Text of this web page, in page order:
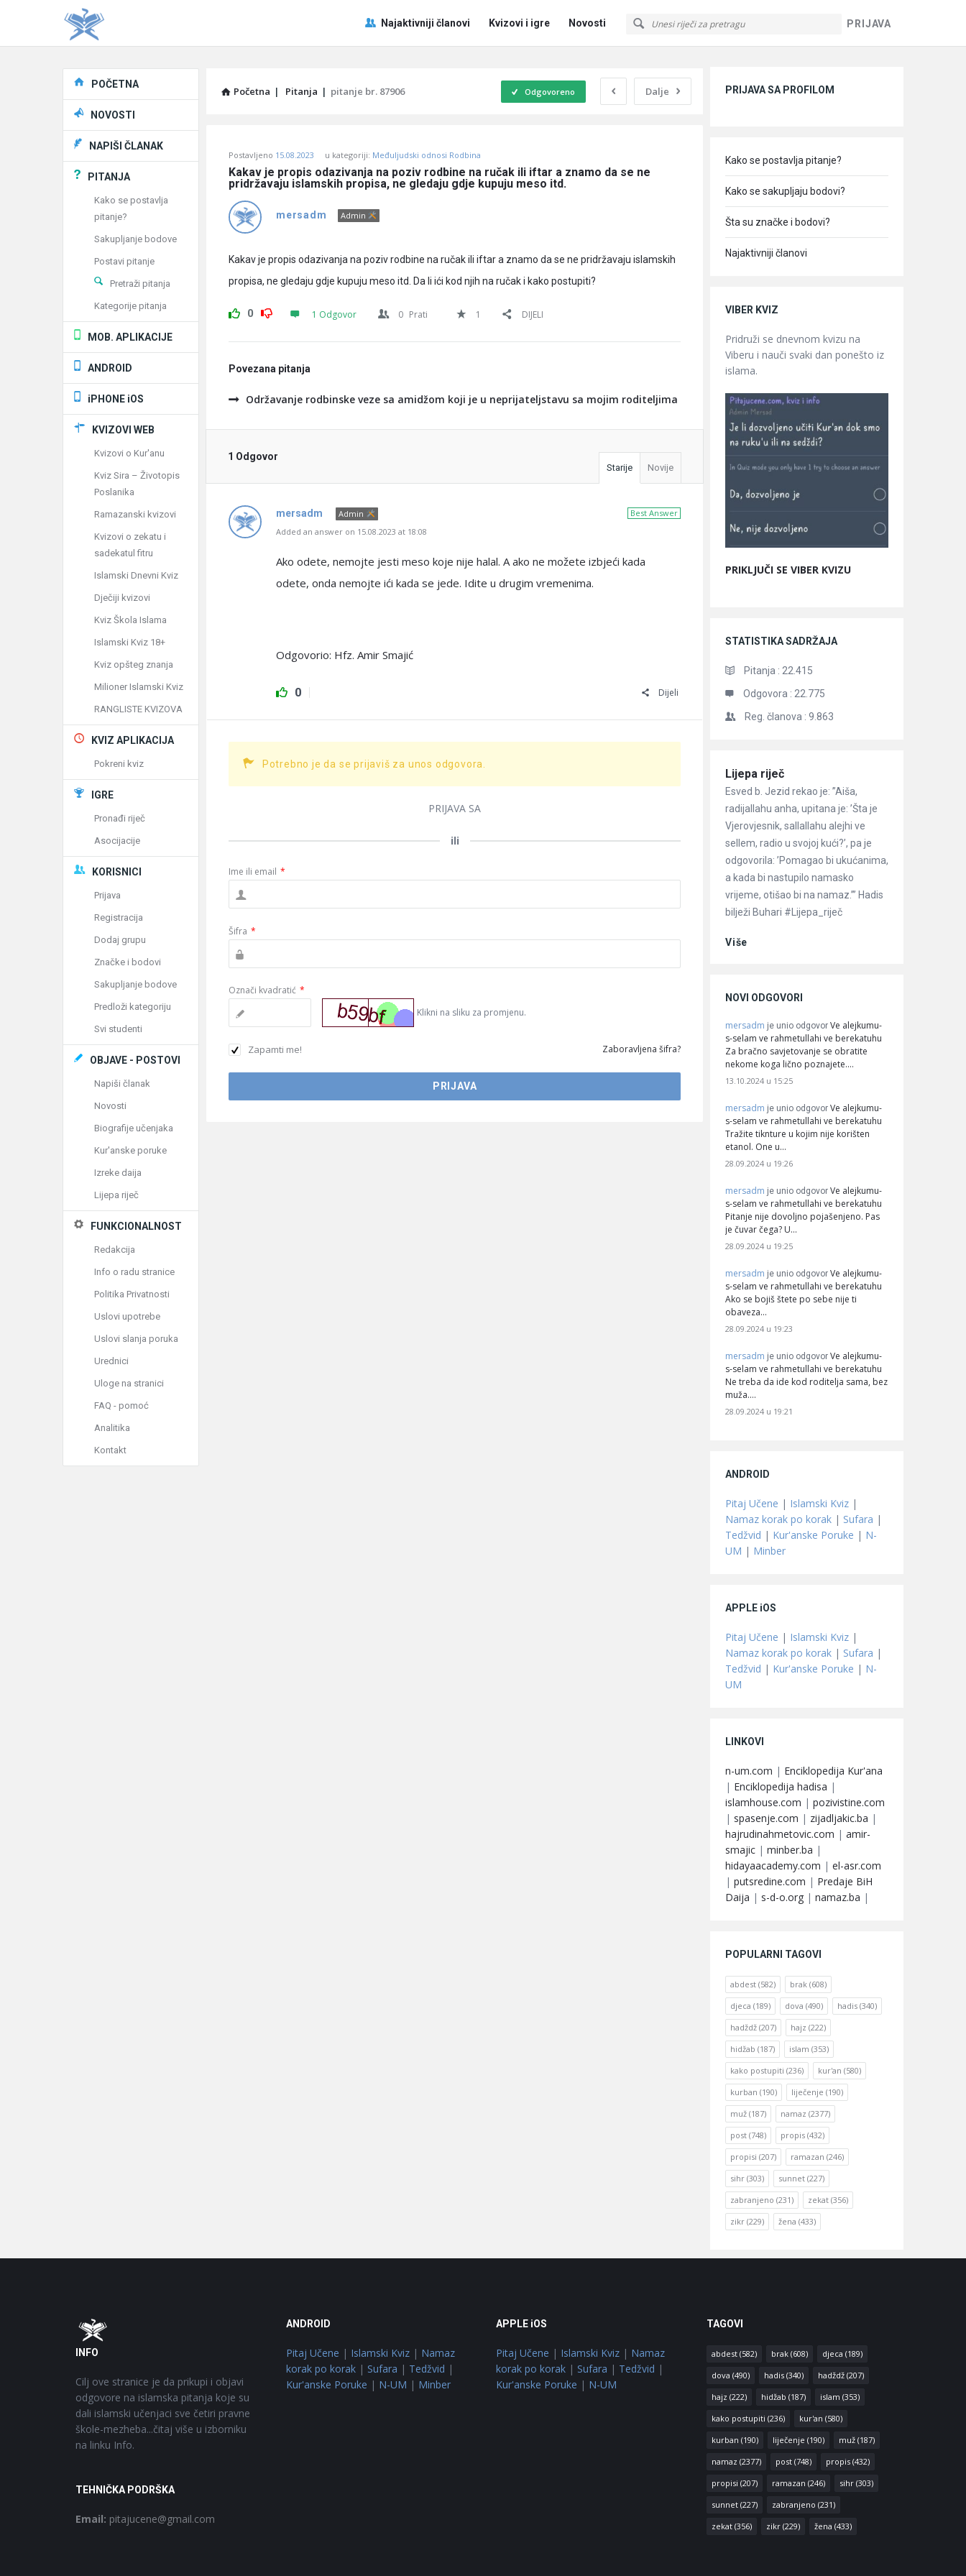
PRIJAVA
Pitaj
Učene
Navigacija
Najaktivniji članovi Kvizovi i igre Novosti
Početna | Pitanja | pitanje br. 87906 Dalje
Odgovoreno
Učene
Latest
Pitanja
Postavljeno 15.08.2023 u kategoriji: Međuljudski odnosi Rodbina
Kakav je propis odazivanja na poziv rodbine na ručak ili iftar a znamo da se ne
pridržavaju islamskih propisa, ne gledaju gdje kupuju meso itd.
mersadm Admin
Kakav je propis odazivanja na poziv rodbine na ručak ili iftar a znamo da se ne pridržavaju islamskih
propisa, ne gledaju gdje kupuju meso itd. Da li ići kod njih na ručak i kako postupiti?
0 1 Odgovor 0 Prati 1 DIJELI
Povezana pitanja
Održavanje rodbinske veze sa amidžom koji je u neprijateljstavu sa mojim roditeljima
1 Odgovor
Starije Novije
Best Answer
mersadm
Admin
Added an answer on 15.08.2023 at 18:08
Ako odete, nemojte jesti meso koje nije halal. A ako ne možete izbjeći kada
odete, onda nemojte ići kada se jede. Idite u drugim vremenima.
Odgovorio: Hfz. Amir Smajić
0 Dijeli
Potrebno je da se prijaviš za unos odgovora.
PRIJAVA SA
ili
Ime ili email *
Šifra *
Označi kvadratić *
Klikni na sliku za promjenu.
Zapamti me! Zaboravljena šifra?
PRIJAVA SA PROFILOM
Kako se postavlja pitanje?
Kako se sakupljaju bodovi?
Šta su značke i bodovi?
Najaktivniji članovi
VIBER KVIZ
Pridruži se dnevnom kvizu na
Viberu i nauči svaki dan ponešto iz
islama.
PRIKLJUČI SE VIBER KVIZU
STATISTIKA SADRŽAJA
Pitanja : 22.415
Odgovora : 22.775
Reg. članova : 9.863
Članci
Lijepa riječ
Esved b. Jezid rekao je: ”Aiša,
radijallahu anha, upitana je: ’Šta je
Vjerovjesnik, sallallahu alejhi ve
sellem, radio u svojoj kući?’, pa je
odgovorila: ’Pomagao bi ukućanima,
a kada bi nastupilo namasko
vrijeme, otišao bi na namaz.’” Hadis
bilježi Buhari #Lijepa_riječ
Više
NOVI ODGOVORI
mersadm je unio odgovor Ve alejkumu-
s-selam ve rahmetullahi ve berekatuhu
Za bračno savjetovanje se obratite
nekome koga lično poznajete.…
13.10.2024 u 15:25
mersadm je unio odgovor Ve alejkumu-
s-selam ve rahmetullahi ve berekatuhu
Tražite tiknture u kojim nije korišten
etanol. One u…
28.09.2024 u 19:26
mersadm je unio odgovor Ve alejkumu-
s-selam ve rahmetullahi ve berekatuhu
Pitanje nije dovoljno pojašenjeno. Pas
je čuvar čega? U…
28.09.2024 u 19:25
mersadm je unio odgovor Ve alejkumu-
s-selam ve rahmetullahi ve berekatuhu
Ako se bojiš štete po sebe nije ti
obaveza…
28.09.2024 u 19:23
mersadm je unio odgovor Ve alejkumu-
s-selam ve rahmetullahi ve berekatuhu
Ne treba da ide kod roditelja sama, bez
muža.…
28.09.2024 u 19:21
ANDROID
Pitaj Učene | Islamski Kviz |
Namaz korak po korak | Sufara |
Tedžvid | Kur'anske Poruke | N-
UM | Minber
APPLE iOS
Pitaj Učene | Islamski Kviz |
Namaz korak po korak | Sufara |
Tedžvid | Kur'anske Poruke | N-
UM
LINKOVI
n-um.com | Enciklopedija Kur'ana
| Enciklopedija hadisa |
islamhouse.com | pozivistine.com
| spasenje.com | zijadljakic.ba |
hajrudinahmetovic.com | amir-
smajic | minber.ba |
hidayaacademy.com | el-asr.com
| putsredine.com | Predaje BiH
Daija | s-d-o.org | namaz.ba |
POPULARNI TAGOVI
abdest (582) brak (608)
djeca (189) dova (490) hadis (340)
hadždž (207) hajz (222)
hidžab (187) islam (353)
kako postupiti (236) kur'an (580)
kurban (190) liječenje (190)
muž (187) namaz (2377)
post (748) propis (432)
propisi (207) ramazan (246)
sihr (303) sunnet (227)
zabranjeno (231) zekat (356)
zikr (229) žena (433)
Explore
POČETNA
NOVOSTI
NAPIŠI ČLANAK
PITANJA
Kako se postavlja
pitanje?
Sakupljanje bodove
Postavi pitanje
Pretraži pitanja
Kategorije pitanja
MOB. APLIKACIJE
ANDROID
iPHONE iOS
KVIZOVI WEB
Kvizovi o Kur'anu
Kviz Sira – Životopis
Poslanika
Ramazanski kvizovi
Kvizovi o zekatu i
sadekatul fitru
Islamski Dnevni Kviz
Dječiji kvizovi
Kviz Škola Islama
Islamski Kviz 18+
Kviz opšteg znanja
Milioner Islamski Kviz
RANGLISTE KVIZOVA
KVIZ APLIKACIJA
Pokreni kviz
IGRE
Pronađi riječ
Asocijacije
KORISNICI
Prijava
Registracija
Dodaj grupu
Značke i bodovi
Sakupljanje bodove
Predloži kategoriju
Svi studenti
OBJAVE - POSTOVI
Napiši članak
Novosti
Biografije učenjaka
Kur'anske poruke
Izreke daija
Lijepa riječ
FUNKCIONALNOST
Redakcija
Info o radu stranice
Politika Privatnosti
Uslovi upotrebe
Uslovi slanja poruka
Urednici
Uloge na stranici
FAQ - pomoć
Analitika
Kontakt
Footer
INFO
Cilj ove stranice je da prikupi i objavi
odgovore na islamska pitanja koje su
dali islamski učenjaci sve četiri pravne
škole-mezheba...čitaj više u izborniku
na linku Info.
TEHNIČKA PODRŠKA
Email: pitajucene@gmail.com
ANDROID
Pitaj Učene | Islamski Kviz| Namaz
korak po korak| Sufara | Tedžvid |
Kur'anske Poruke | N-UM | Minber
APPLE iOS
Pitaj Učene | Islamski Kviz | Namaz
korak po korak | Sufara | Tedžvid |
Kur'anske Poruke | N-UM
TAGOVI
abdest(582) brak(608) djeca (189)
dova (490) hadis(340) hadždž(207)
hajz (222) hidžab (187) islam (353)
kako postupiti (236) kur'an (580)
kurban (190) liječenje (190) muž(187)
namaz (2377) post(748) propis(432)
propisi (207) ramazan (246) sihr(303)
sunnet(227) zabranjeno (231)
zekat(356) zikr(229) žena (433)